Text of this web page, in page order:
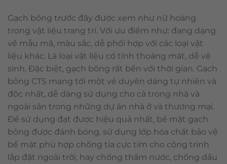
Gạch bông trước đây được xem như nữ hoàng
trong vật liệu trang trí. Với ưu điểm như: đang dạng
về mẫu mã, màu sắc, dễ phối hợp với các loại vật
liệu khác. Là loại vật liệu có tính thoáng mát, dễ vệ
sinh. Đặc biệt, gạch bông rất bền với thời gian. Gạch
bông CTS mang tới một vẻ duyên dáng tự nhiên và
độc nhất, dễ dàng sử dụng cho cả trong nhà và
ngoài sân trong những dự án nhà ở và thương mại.
Để sử dụng đạt được hiệu quả nhất, bề mặt gạch
bông được đánh bóng, sử dụng lớp hóa chất bảo vệ
bề mặt phù hợp chống tia cực tím cho công trình
lắp đặt ngoài trời, hay chống thấm nước, chống dầu